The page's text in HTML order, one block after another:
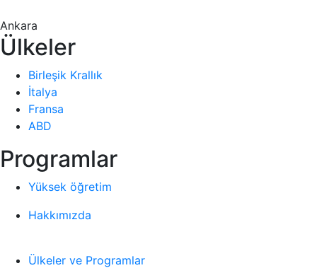
Ankara
Ülkeler
Birleşik Krallık
İtalya
Fransa
ABD
Programlar
Yüksek öğretim
Hakkımızda
Ülkeler ve Programlar